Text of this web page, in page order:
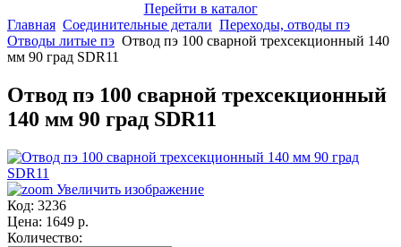
Перейти в каталог
Главная Соединительные детали Переходы, отводы пэ
Отводы литые пэ Отвод пэ 100 сварной трехсекционный 140
мм 90 град SDR11
Отвод пэ 100 сварной трехсекционный
140 мм 90 град SDR11
Увеличить изображение
Код: 3236
Цена: 1649 р.
Количество: